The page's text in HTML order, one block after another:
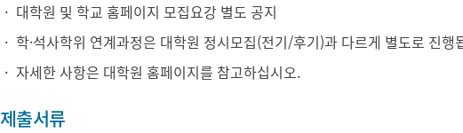
대학원 및 학교 홈페이지 모집요강 별도 공지
학·석사학위 연계과정은 대학원 정시모집(전기/후기)과 다르게 별도로 진행
자세한 사항은 대학원 홈페이지를 참고하십시오.
제출서류